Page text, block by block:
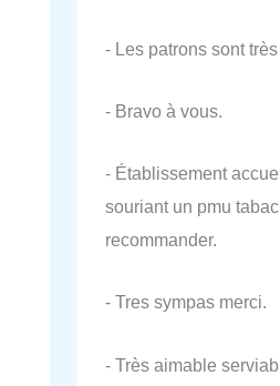
- Les patrons sont
- Bravo à vous.
- Établissement
souriant un pmu
recommander.
- Tres sympas merci.
- Très aimable